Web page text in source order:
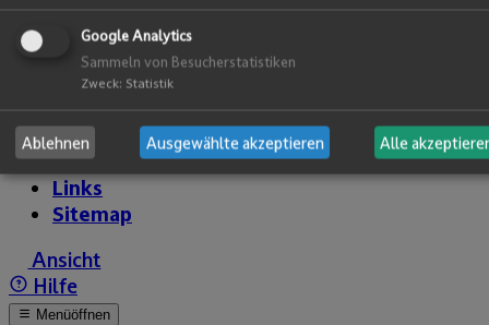
Google Analytics
Sammeln von Besucherstatistiken
Zweck: Statistik
Ablehnen Ausgewählte akzeptieren Alle
Der BSSV
Sportangebot
Aktuelles
Menü schließen
Wichtige Fragen
Links
Sitemap
Ansicht
Hilfe
Menüöffnen